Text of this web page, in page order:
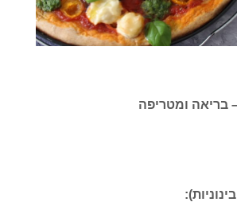
בריאה ומטריפה